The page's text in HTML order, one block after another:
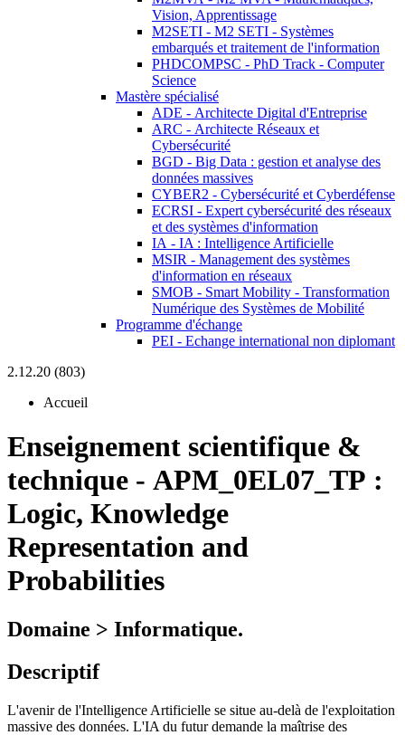
Vision, Apprentissage
M2SETI - M2 SETI - Systèmes
embarqués et traitement de l'information
PHDCOMPSC - PhD Track - Computer
Science
Mastère spécialisé
ADE - Architecte Digital d'Entreprise
ARC - Architecte Réseaux et
Cybersécurité
BGD - Big Data : gestion et analyse des
données massives
CYBER2 - Cybersécurité et Cyberdéfense
ECRSI - Expert cybersécurité des réseaux
et des systèmes d'information
IA - IA : Intelligence Artificielle
MSIR - Management des systèmes
d'information en réseaux
SMOB - Smart Mobility - Transformation
Numérique des Systèmes de Mobilité
Programme d'échange
PEI - Echange international non diplomant
2.12.20 (803)
Accueil
Enseignement scientifique &
technique - APM_0EL07_TP :
Logic, Knowledge
Representation and
Probabilities
Domaine > Informatique.
Descriptif
L'avenir de l'Intelligence Artificielle se situe au-delà de l'exploitation
massive des données. L'IA du futur demande la maîtrise des